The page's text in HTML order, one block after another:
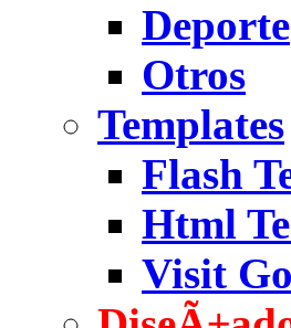
Deporte
Otros
Templates
Flash
Html
Visit